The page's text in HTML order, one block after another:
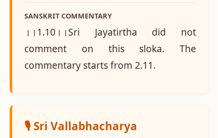
SANSKRIT COMMENTARY
।।1.10।।Sri Jayatirtha did not
comment on this sloka. The
commentary starts from 2.11.
🎙️ Sri Vallabhacharya